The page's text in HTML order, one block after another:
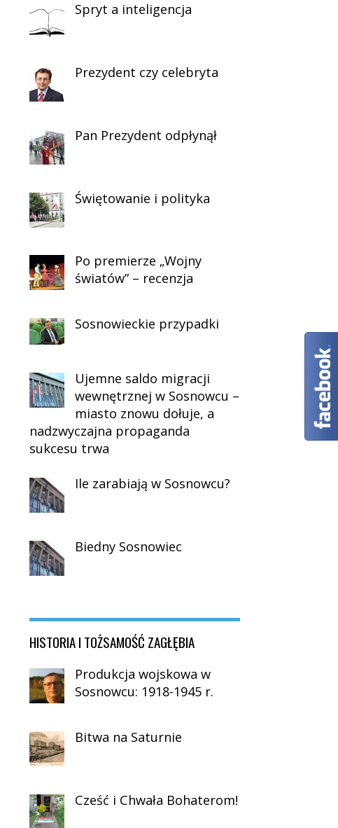
Spryt a inteligencja
Prezydent czy celebryta
Pan Prezydent odpłynął
Świętowanie i polityka
Po premierze „Wojny
światów” – recenzja
Sosnowieckie przypadki
Ujemne saldo migracji
wewnętrznej w Sosnowcu –
miasto znowu dołuje, a
nadzwyczajna propaganda
sukcesu trwa
Ile zarabiają w Sosnowcu?
Biedny Sosnowiec
HISTORIA I TOŻSAMOŚĆ ZAGŁĘBIA
Produkcja wojskowa w
Sosnowcu: 1918-1945 r.
Bitwa na Saturnie
Cześć i Chwała Bohaterom!